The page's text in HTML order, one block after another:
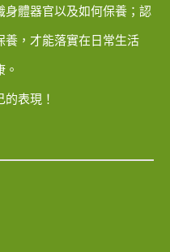
體器官以及如何保養；認
，才能落實在日常生活
表現！